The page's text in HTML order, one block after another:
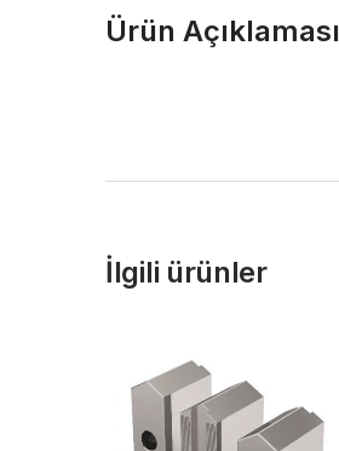
Ürün Açıklaması
İlgili ürünler